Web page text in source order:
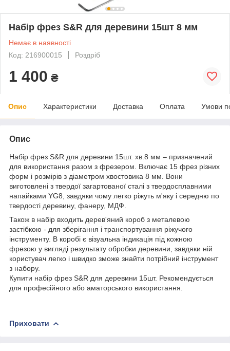
Набір фрез S&R для деревини 15шт 8 мм
Немає в наявності
Код: 216900015
Роздріб
1 400 ₴
Опис Характеристики Доставка Оплата Умови
Опис
Набір фрез S&R для деревини 15шт. хв.8 мм – призначений
для використання разом з фрезером. Включає 15 фрез різних
форм і розмірів з діаметром хвостовика 8 мм. Вони
виготовлені з твердої загартованої сталі з твердосплавними
напайками YG8, завдяки чому легко ріжуть м'яку і середню по
твердості деревину, фанеру, МДФ.
Також в набір входить дерев'яний короб з металевою
застібкою - для зберігання і транспортування ріжучого
інструменту. В коробі є візуальна індикація під кожною
фрезою у вигляді результату обробки деревини, завдяки ній
користувач легко і швидко зможе знайти потрібний інструмент
з набору.
Купити набір фрез S&R для деревини 15шт. Рекомендується
для професійного або аматорського використання.
Приховати